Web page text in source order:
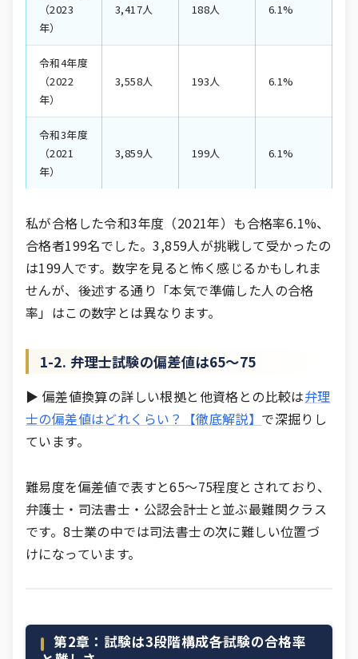
（2023
年）
3,417人 188人 6.1%
令和4年度
（2022
年）
3,558人 193人 6.1%
令和3年度
（2021
年）
3,859人 199人 6.1%
私が合格した令和3年度（2021年）も合格率6.1%、
合格者199名でした。3,859人が挑戦して受かったの
は199人です。数字を見ると怖く感じるかもしれま
せんが、後述する通り「本気で準備した人の合格
率」はこの数字とは異なります。
1-2. 弁理士試験の偏差値は65〜75
▶ 偏差値換算の詳しい根拠と他資格との比較は弁理
士の偏差値はどれくらい？【徹底解説】 で深掘りし
ています。
難易度を偏差値で表すと65〜75程度とされており、
弁護士・司法書士・公認会計士と並ぶ最難関クラス
です。8士業の中では司法書士の次に難しい位置づ
けになっています。
第2章：試験は3段階構成――各試験の合格率